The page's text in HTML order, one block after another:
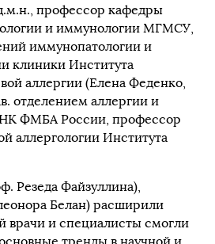
профессор кафедры
и иммунологии МГМСУ,
иммунопатологии и
клиники Института
аллергии (Елена Феденко,
отделением аллергии и
ФМБА России, профессор
аллергологии Института
Резеда Файзуллина),
Белан) расширили
врачи и специалисты смогли
тренды в научной и